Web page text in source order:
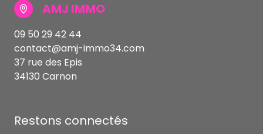
AMJ IMMO
09 50 29 42 44
contact@amj-immo34.com
37 rue des Epis
34130 Carnon
Restons connectés